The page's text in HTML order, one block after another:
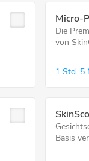
Micro-
Die
von
1 Std. 5
Basis